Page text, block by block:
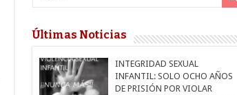
Últimas Noticias
INTEGRIDAD SEXUAL
INFANTIL: SOLO OCHO AÑOS
DE PRISIÓN POR VIOLAR